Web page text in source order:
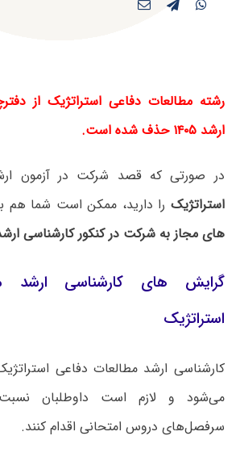
رشته مطالعات دفاعی استراتژیک از
ارشد ۱۴۰۵ حذف شده است.
در صورتی که قصد شرکت در آزمون
استراتژیک را دارید، ممکن است شما هم
های مجاز به شرکت در کنکور کارشناسی
گرایش های کارشناسی ارشد
استراتژیک
کارشناسی ارشد مطالعات دفاعی
می‌شود و لازم است داوطلبان
سرفصل‌های دروس امتحانی اقدام کنند.